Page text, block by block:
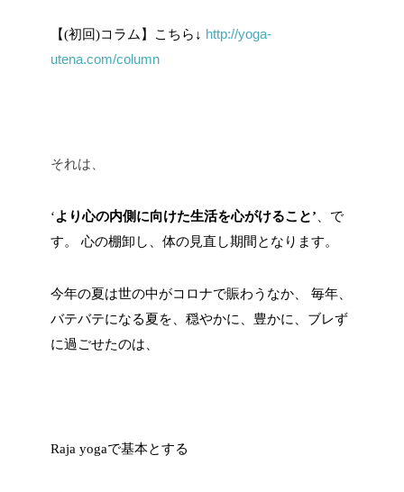
【(初回)コラム】こちら ↓ http://yoga-
utena.com/column
それは、
‘より心の内側に向けた生活を心がけること’ 、で
す。
心の棚卸し、体の見直し期間となります。
今年の夏は世の中がコロナで賑わうなか、
毎年、
バテバテになる夏を、穏やかに、豊かに、ブレず
に過ごせたのは、
Raja yogaで基本とする